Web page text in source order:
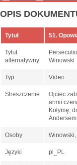
OPIS
Tytuł 51.
Tytuł
alternatywny
Winowski
Typ Video
Streszczenie
Ojciec
armii
Kołymę,
Osoby
Języki pl_PL